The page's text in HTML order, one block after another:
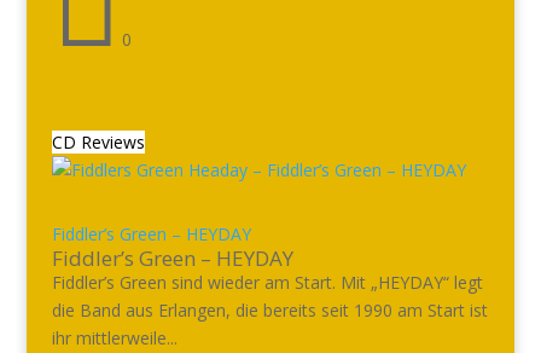
0
CD Reviews
Fiddler’s Green – HEYDAY
Fiddler’s Green – HEYDAY
Fiddler’s Green sind wieder am Start. Mit „HEYDAY“ legt
die Band aus Erlangen, die bereits seit 1990 am Start ist
ihr mittlerweile...